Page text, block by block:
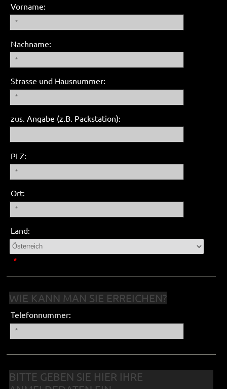
Vorname:
Nachname:
Strasse und Hausnummer:
zus. Angabe (z.B. Packstation):
PLZ:
Ort:
Land:
*
WIE KANN MAN SIE ERREICHEN?
Telefonnummer:
BITTE GEBEN SIE HIER IHRE